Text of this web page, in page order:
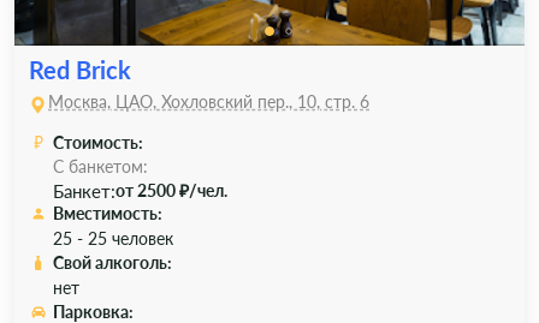
Red Brick
Москва, ЦАО, Хохловский пер., 10, стр. 6
Стоимость:
С банкетом:
Банкет:от 2500 ₽/чел.
Вместимость:
25 - 25 человек
Свой алкоголь:
нет
Парковка: